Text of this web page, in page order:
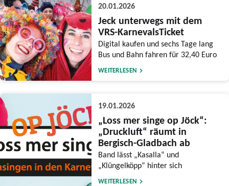
20.01.2026
Jeck unterwegs mit dem
VRS-KarnevalsTicket
Digital kaufen und sechs Tage lang
Bus und Bahn fahren für 32,40 Euro
WEITERLESEN
19.01.2026
„Loss mer singe op Jöck“:
„Druckluft“ räumt in
Bergisch-Gladbach ab
Band lässt „Kasalla“ und
„Klüngelköpp“ hinter sich
WEITERLESEN